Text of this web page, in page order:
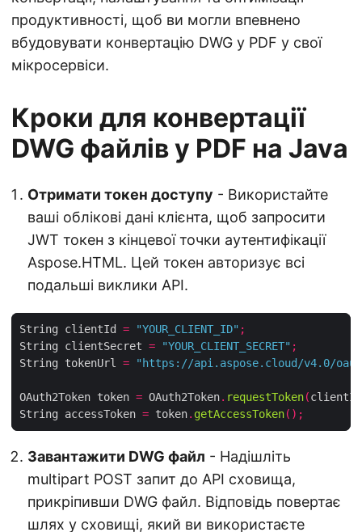
продуктивності, щоб ви могли впевнено
вбудовувати конвертацію DWG у PDF у свої
мікросервіси.
Кроки для конвертації
DWG файлів у PDF на Java
Отримати токен доступу - Використайте
ваші облікові дані клієнта, щоб запросити
JWT токен з кінцевої точки аутентифікації
Aspose.HTML. Цей токен авторизує всі
подальші виклики API.
String clientId = "YOUR_CLIENT_ID" ;
String clientSecret = "YOUR_CLIENT_SECRET" ;
String tokenUrl = "https://api.aspose.cloud/v4.0/
OAuth2Token token = OAuth2Token. requestToken(clientId
String accessToken = token. getAccessToken();
Завантажити DWG файл - Надішліть
multipart POST запит до API сховища,
прикріпивши DWG файл. Відповідь повертає
шлях у сховищі, який ви використаєте